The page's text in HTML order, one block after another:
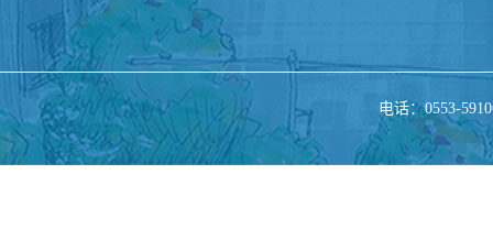
电话：0553-